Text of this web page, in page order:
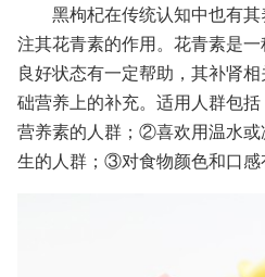
黑枸杞在传统认知中也有
注其花青素的作用。花青素是
良好状态有一定帮助，其补肾
础营养上的补充。适用人群包
营养素的人群；②喜欢用温水或
生的人群；③对食物颜色和口感